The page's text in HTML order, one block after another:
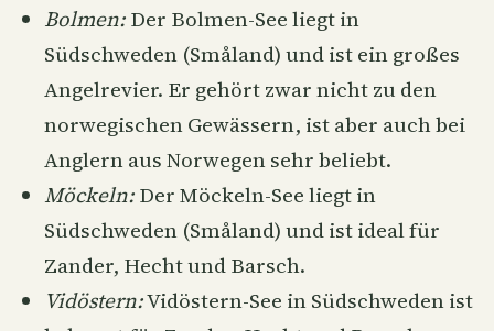
Bolmen:Der Bolmen-See liegt in
Südschweden (Småland) und ist ein großes
Angelrevier. Er gehört zwar nicht zu den
norwegischen Gewässern, ist aber auch bei
Anglern aus Norwegen sehr beliebt.
Möckeln:Der Möckeln-See liegt in
Südschweden (Småland) und ist ideal für
Zander, Hecht und Barsch.
Vidöstern:Vidöstern-See in Südschweden ist